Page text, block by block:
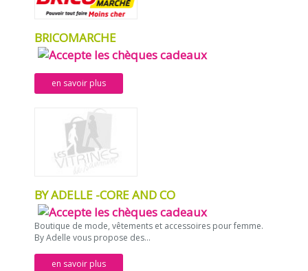
BRICOMARCHE
en savoir plus
BY ADELLE -CORE AND CO
Boutique de mode, vêtements et accessoires pour femme.
By Adelle vous propose des...
en savoir plus